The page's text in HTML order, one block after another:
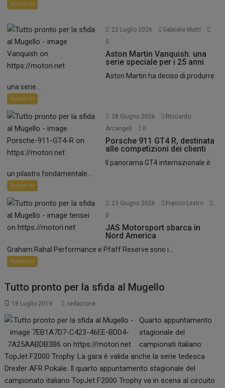
Supercar
22 Luglio 2026
Gabriele Mutti
0
Aston Martin Vanquish: una
serie speciale per i 25 anni
Aston Martin ha deciso di produrre
una serie...
Supercar
28 Giugno 2026
Riccardo
Arcangeli
0
Porsche 911 GT4 R, destinata
alle competizioni dei clienti
Il panorama GT4 internazionale è
un pilastro fondamentale...
Supercar
23 Giugno 2026
Franco Liistro
0
JAS Motorsport sbarca in
Nord America
Graham Rahal Performance e Pfaff Reserve sono i...
Supercar
Tutto pronto per la sfida al Mugello
18 Luglio 2019 redazione
Quarto appuntamento
stagionale del
campionati italiano
TopJet F2000 Trophy. La gara è valida anche la serie tedesca
Drexler AFR Pokale. Il quarto appuntamento stagionale del
campionato italiano TopJet F2000 Trophy va in scena al circuito